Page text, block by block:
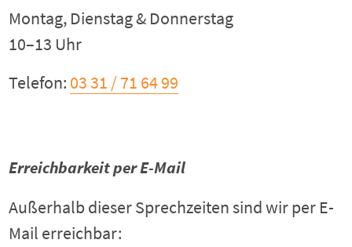
Montag, Dienstag & Donnerstag
10–13 Uhr
Telefon: 03 31 / 71 64 99
Erreichbarkeit per E-Mail
Außerhalb dieser Sprechzeiten sind wir per E-
Mail erreichbar: